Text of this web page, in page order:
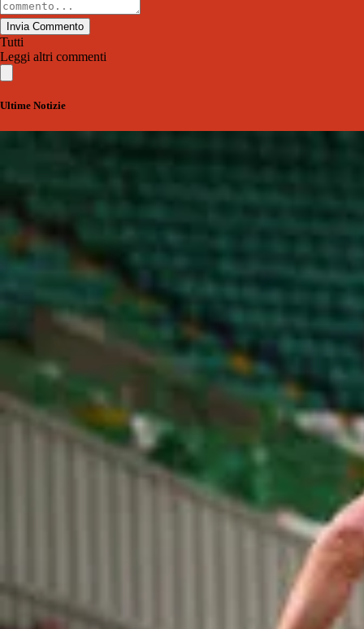
Invia Commento
Tutti
Leggi altri commenti
Ultime Notizie